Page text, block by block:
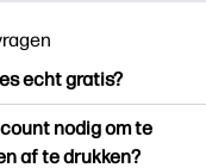
echt gratis?
biedt meer dan 2.500
om te downloaden en
nodig om te
af te drukken?